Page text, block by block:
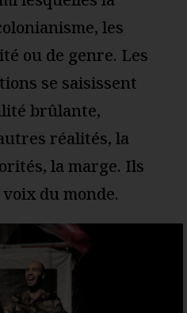
les
ou de genre. Les
se saisissent
brûlante,
réalités, la
la marge. Ils
du monde.